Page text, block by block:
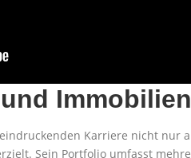
Karriere nicht nur
Sein Portfolio umfasst